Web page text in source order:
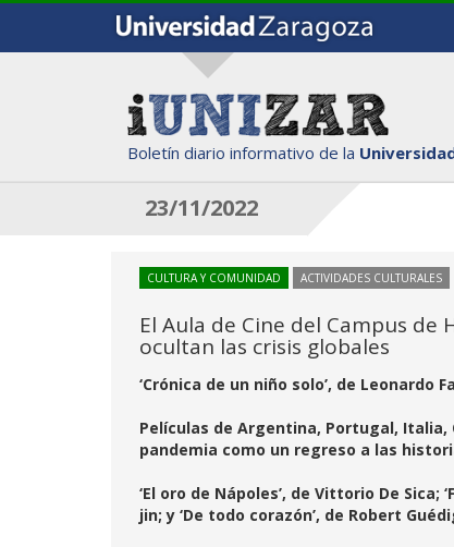
Boletín diario informativo de la
23/11/2022
CULTURA Y COMUNIDAD ACTIVIDADES CULTURALES
El Aula de Cine del Campus
ocultan las crisis globales
‘Crónica de un niño solo’, de Leonardo
Películas de Argentina, Portugal,
pandemia como un regreso a las
‘El oro de Nápoles’, de Vittorio De Sica;
jin; y ‘De todo corazón’, de Robert